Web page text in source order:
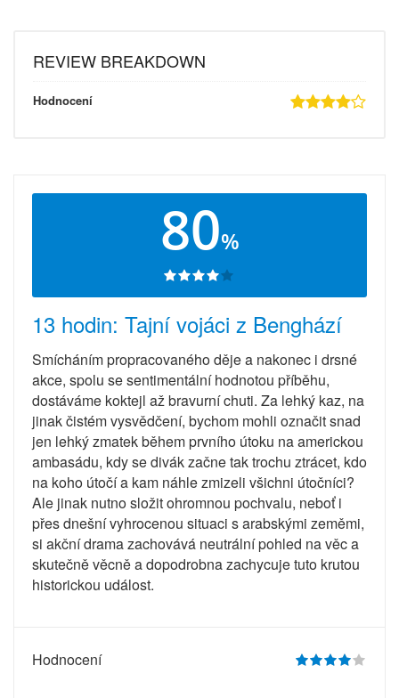
REVIEW BREAKDOWN
Hodnocení
80%
13 hodin: Tajní vojáci z Benghází
Smícháním propracovaného děje a nakonec i drsné
akce, spolu se sentimentální hodnotou příběhu,
dostáváme koktejl až bravurní chuti. Za lehký kaz, na
jinak čistém vysvědčení, bychom mohli označit snad
jen lehký zmatek během prvního útoku na americkou
ambasádu, kdy se divák začne tak trochu ztrácet, kdo
na koho útočí a kam náhle zmizeli všichni útočníci?
Ale jinak nutno složit ohromnou pochvalu, neboť i
přes dnešní vyhrocenou situaci s arabskými zeměmi,
si akční drama zachovává neutrální pohled na věc a
skutečně věcně a dopodrobna zachycuje tuto krutou
historickou událost.
Hodnocení